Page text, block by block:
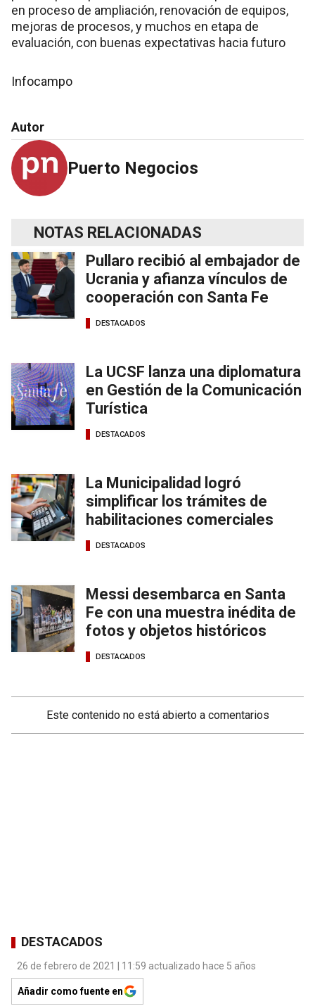
en proceso de ampliación, renovación de equipos,
mejoras de procesos, y muchos en etapa de
evaluación, con buenas expectativas hacia futuro
Infocampo
Autor
Puerto Negocios
NOTAS RELACIONADAS
Pullaro recibió al embajador de
Ucrania y afianza vínculos de
cooperación con Santa Fe
DESTACADOS
La UCSF lanza una diplomatura
en Gestión de la Comunicación
Turística
DESTACADOS
La Municipalidad logró
simplificar los trámites de
habilitaciones comerciales
DESTACADOS
Messi desembarca en Santa
Fe con una muestra inédita de
fotos y objetos históricos
DESTACADOS
Este contenido no está abierto a comentarios
DESTACADOS
26 de febrero de 2021 | 11:59 actualizado hace 5 años
Añadir como fuente en